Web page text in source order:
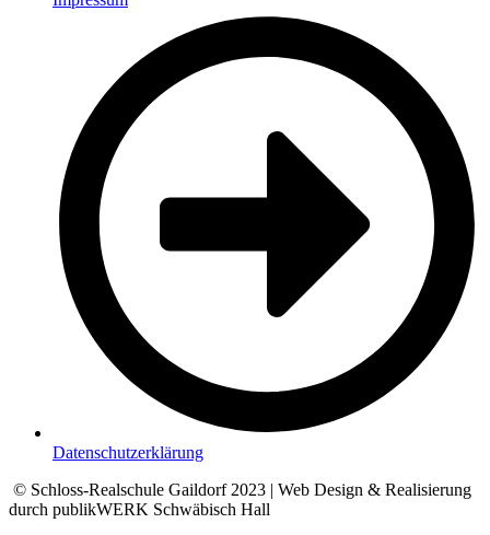
Datenschutzerklärung
© Schloss-Realschule Gaildorf 2023 | Web Design & Realisierung
durch publikWERK Schwäbisch Hall